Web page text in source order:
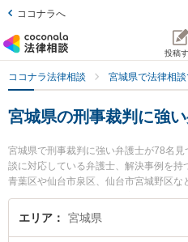
ココナラへ
投稿
ココナラ法律相談 宮城県で法律相
宮城県の刑事裁判に強
宮城県で刑事裁判に強い弁護士が78名
談に対応している弁護士、解決事例を
青葉区や仙台市泉区、仙台市宮城野区な
す。刑事事件に関係する加害者側や少
での絞り込み検索もでき便利です。特
エリア 宮城県